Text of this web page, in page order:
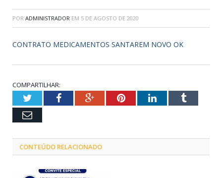
POR ADMINISTRADOR EM 5 DE AGOSTO DE 2020
CONTRATO MEDICAMENTOS SANTAREM NOVO OK
COMPARTILHAR:
TwitterFacebookGoogle+PinterestLinkedInTumblr
Email
CONTEÚDO RELACIONADO